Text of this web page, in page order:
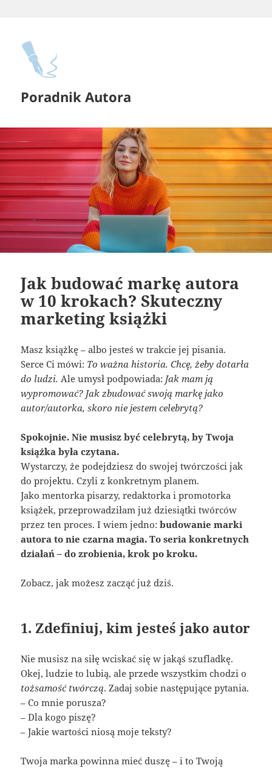
Poradnik Autora
Jak budować markę autora
w 10 krokach? Skuteczny
marketing książki
Masz książkę – albo jesteś w trakcie jej pisania.
Serce Ci mówi: To ważna historia. Chcę, żeby dotarła
do ludzi. Ale umysł podpowiada: Jak mam ją
wypromować? Jak zbudować swoją markę jako
autor/autorka, skoro nie jestem celebrytą?
Spokojnie. Nie musisz być celebrytą, by Twoja
książka była czytana.
Wystarczy, że podejdziesz do swojej twórczości jak
do projektu. Czyli z konkretnym planem.
Jako mentorka pisarzy, redaktorka i promotorka
książek, przeprowadziłam już dziesiątki twórców
przez ten proces. I wiem jedno:budowanie marki
autora to nie czarna magia. To seria konkretnych
działań – do zrobienia, krok po kroku.
Zobacz, jak możesz zacząć już dziś.
1. Zdefiniuj, kim jesteś jako autor
Nie musisz na siłę wciskać się w jakąś szufladkę.
Okej, ludzie to lubią, ale przede wszystkim chodzi o
tożsamość twórczą. Zadaj sobie następujące pytania.
– Co mnie porusza?
– Dla kogo piszę?
– Jakie wartości niosą moje teksty?
Twoja marka powinna mieć duszę – i to Twoją